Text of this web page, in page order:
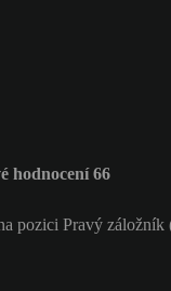
hodnocení 66
pozici Pravý